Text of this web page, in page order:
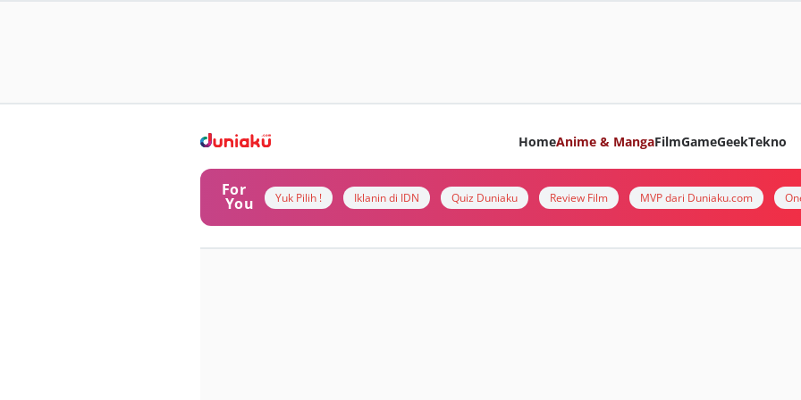
HomeAnime & MangaFilmGameGeekTekno
For
You Yuk Pilih ! Iklanin di IDN Quiz Duniaku Review Film MVP dari Duniaku.com